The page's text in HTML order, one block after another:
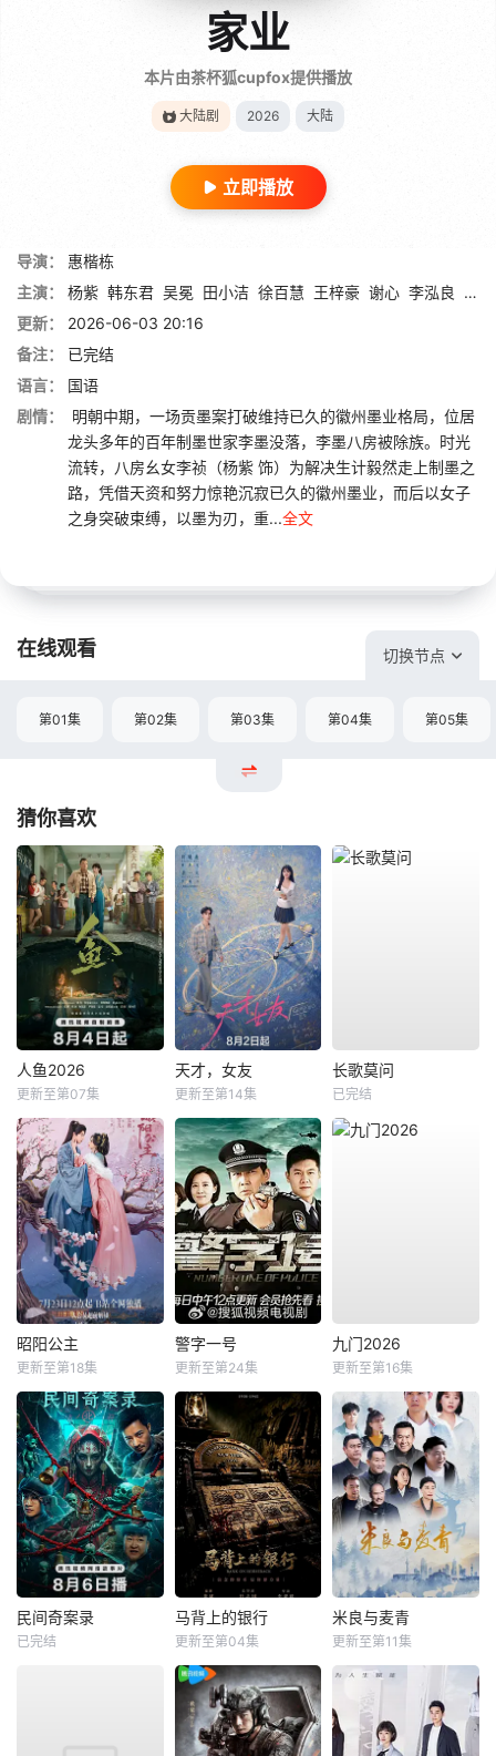
家业
本片由茶杯狐cupfox提供播放
大陆剧 2026 大陆
立即播放
导演：
惠楷栋
主演：
杨紫 韩东君 吴冕 田小洁 徐百慧 王梓豪 谢心 李泓良 杨斯
更新：
2026-06-03 20:16
备注：
已完结
语言：
国语
剧情：
明朝中期，一场贡墨案打破维持已久的徽州墨业格局，位居
龙头多年的百年制墨世家李墨没落，李墨八房被除族。时光
流转，八房幺女李祯（杨紫 饰）为解决生计毅然走上制墨之
路，凭借天资和努力惊艳沉寂已久的徽州墨业，而后以女子
之身突破束缚，以墨为刃，重...全文
在线观看 切换节点
第01集 第02集 第03集 第04集 第05集
猜你喜欢
人鱼2026
更新至第07集
天才，女友
更新至第14集
长歌莫问
已完结
昭阳公主
更新至第18集
警字一号
更新至第24集
九门2026
更新至第16集
民间奇案录
已完结
马背上的银行
更新至第04集
米良与麦青
更新至第11集